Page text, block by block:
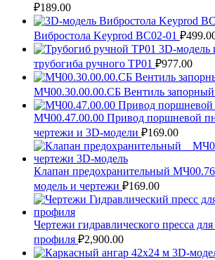
₽189.00
Вибростола Keyprod ВС02-01 ₽
3D-модель
трубогиба ручного ТР01 ₽977.00
МЧ00.30.00.00.СБ Вентиль запорный
МЧ00.47.00.00 Привод поршневой
чертежи и 3D-модели ₽169.00
Клапан предохранительный
модель и чертежи ₽169.00
Чертежи гидравлического пресса
профиля ₽2,900.00